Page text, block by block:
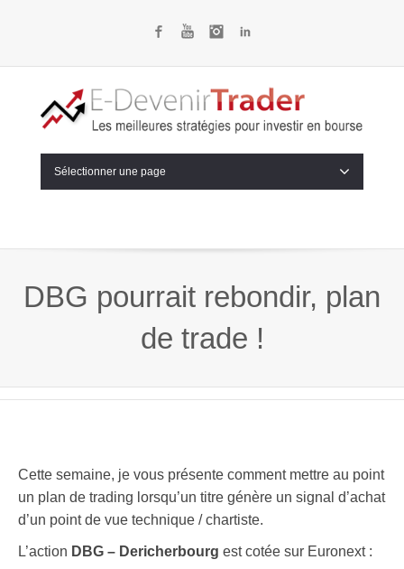
FacebookYouTubeInstagram
Sélectionner une page
DBG pourrait rebondir, plan
de trade !
Cette semaine, je vous présente comment mettre au point
un plan de trading lorsqu’un titre génère un signal d’achat
d’un point de vue technique / chartiste.
L’action DBG – Dericherbourg est cotée sur Euronext :